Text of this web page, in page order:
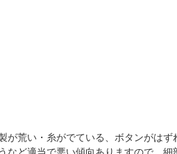
が荒い・糸がでている、ボタンがはず